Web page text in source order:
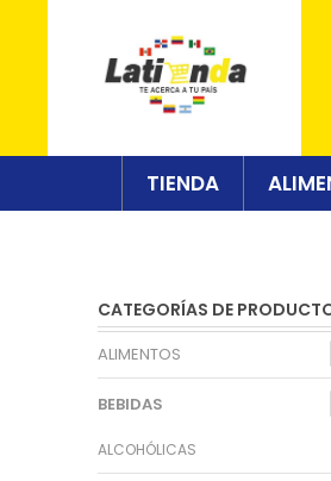
TIENDA
CATEGORÍAS DE
ALIMENTOS
BEBIDAS
ALCOHÓLICAS